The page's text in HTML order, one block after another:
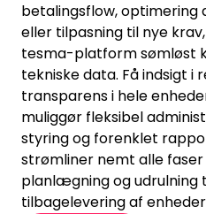
betalingsflow, optimering
eller tilpasning til nye
tesma-platform sømløst
tekniske data. Få indsigt i
transparens i hele
muliggør fleksibel
styring og forenklet
strømliner nemt alle
planlægning og udrulning
tilbagelevering af